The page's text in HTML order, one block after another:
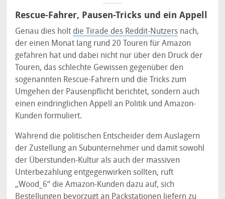
Rescue-Fahrer, Pausen-Tricks und ein Appell
Genau dies holt die Tirade des Reddit-Nutzers nach,
der einen Monat lang rund 20 Touren für Amazon
gefahren hat und dabei nicht nur über den Druck der
Touren, das schlechte Gewissen gegenüber den
sogenannten Rescue-Fahrern und die Tricks zum
Umgehen der Pausenpflicht berichtet, sondern auch
einen eindringlichen Appell an Politik und Amazon-
Kunden formuliert.
Während die politischen Entscheider dem Auslagern
der Zustellung an Subunternehmer und damit sowohl
der Überstunden-Kultur als auch der massiven
Unterbezahlung entgegenwirken sollten, ruft
„Wood_6“ die Amazon-Kunden dazu auf, sich
Bestellungen bevorzugt an Packstationen liefern zu